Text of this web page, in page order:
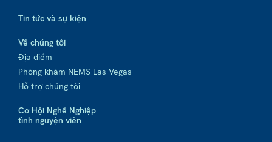
Tin tức và sự kiện
Về chúng tôi
Địa điểm
Phòng khám NEMS Las Vegas
Hỗ trợ chúng tôi
Cơ Hội Nghề Nghiệp
tình nguyện viên